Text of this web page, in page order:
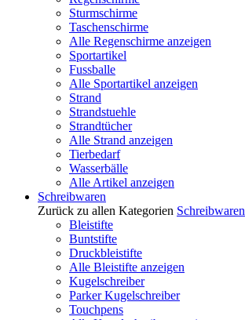
Sturmschirme
Taschenschirme
Alle Regenschirme anzeigen
Sportartikel
Fussballe
Alle Sportartikel anzeigen
Strand
Strandstuehle
Strandtücher
Alle Strand anzeigen
Tierbedarf
Wasserbälle
Alle Artikel anzeigen
Schreibwaren
Zurück zu allen Kategorien Schreibwaren
Bleistifte
Buntstifte
Druckbleistifte
Alle Bleistifte anzeigen
Kugelschreiber
Parker Kugelschreiber
Touchpens